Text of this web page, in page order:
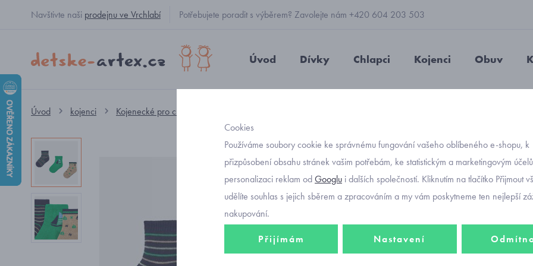
Navštivte naši prodejnu ve Vrchlabí Potřebujete poradit s výběrem? Zavolejte nám +420 604 203 503
Úvod Dívky Chlapci Kojenci Obuv
Úvod kojenci Kojenecké pro chlapečky
Objednávací
147
Cookies
Používáme soubory cookie ke správnému fungování vašeho oblíbeného e-shopu, k
přizpůsobení obsahu stránek vašim potřebám, ke statistickým a marketingovým
personalizaci reklam odGooglu i dalších společností. Kliknutím na tlačítko Přijmout
udělíte souhlas s jejich sběrem a zpracováním a my vám poskytneme ten nejlepší
nakupování.
Přijímám Nastavení